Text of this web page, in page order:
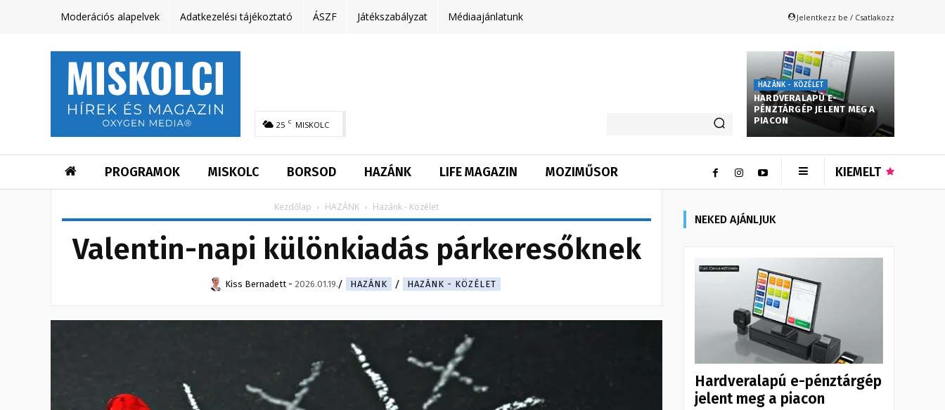
Moderációs alapelvek Adatkezelési tájékoztató ÁSZF Játékszabályzat Médiaajánlatunk Jelentkezz be / Csatlakozz
25 C MISKOLC
HAZÁNK - KÖZÉLET
HARDVERALAPÚ E-
PÉNZTÁRGÉP JELENT MEG A
PIACON
PROGRAMOK MISKOLC BORSOD HAZÁNK LIFE MAGAZIN MOZIMŰSOR KIEMELT
Kezdőlap HAZÁNK Hazánk - Közélet
Valentin-napi különkiadás párkeresőknek
Kiss Bernadett - 2026.01.19. HAZÁNK HAZÁNK - KÖZÉLET
NEKED AJÁNLJUK
Hardveralapú e-pénztárgép
jelent meg a piacon